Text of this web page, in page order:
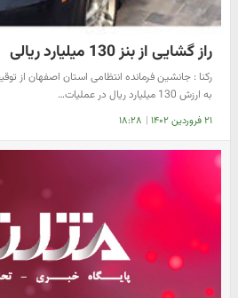
راز گشایی از بنز 130 میلیارد ریالی
رکنا : جانشین فرمانده انتظامی استان اصفهان از
به ارزش 130 میلیارد ریال در عملیات…
۲۱ فروردین ۱۴۰۲ | ۱۸:۲۸